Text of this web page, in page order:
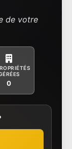
de votre
0